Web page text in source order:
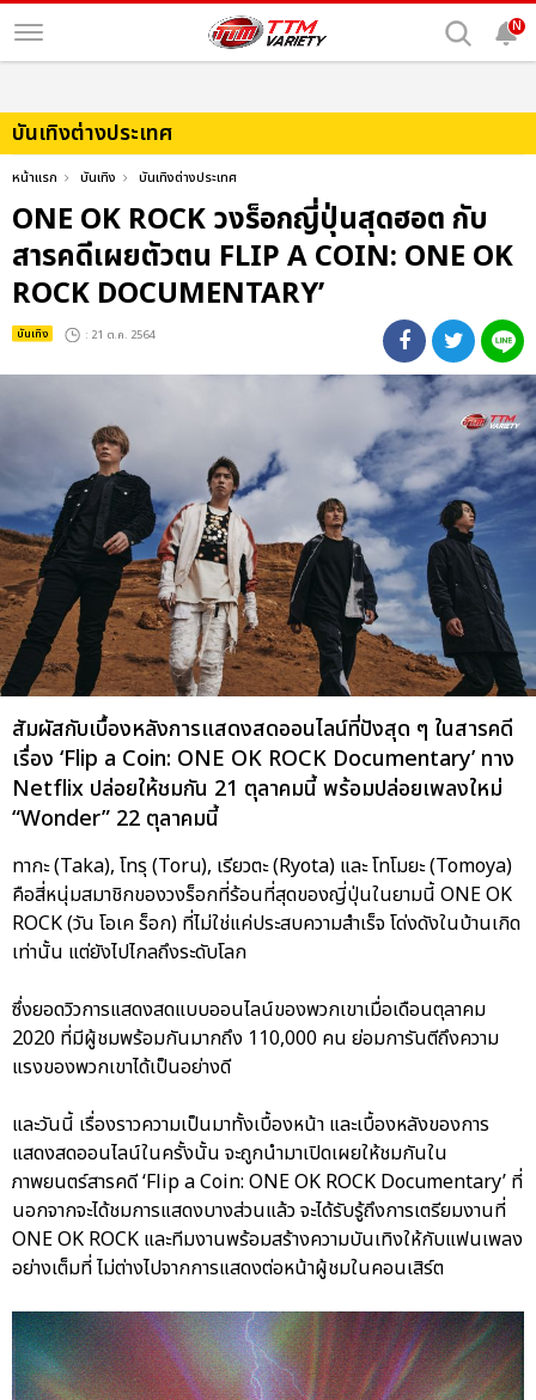
N
บันเทิงต่างประเทศ
หน้าแรก บันเทิง บันเทิงต่างประเทศ
ONE OK ROCK วงร็อกญี่ปุ่นสุดฮอต กับ
สารคดีเผยตัวตน FLIP A COIN: ONE OK
ROCK DOCUMENTARY’
บันเทิง : 21 ต.ค. 2564
สัมผัสกับเบื้องหลังการแสดงสดออนไลน์ที่ปังสุด ๆ ในสารคดี
เรื่อง ‘Flip a Coin: ONE OK ROCK Documentary’ ทาง
Netflix ปล่อยให้ชมกัน 21 ตุลาคมนี้ พร้อมปล่อยเพลงใหม่
“Wonder” 22 ตุลาคมนี้
ทากะ (Taka), โทรุ (Toru), เรียวตะ (Ryota) และ โทโมยะ (Tomoya)
คือสี่หนุ่มสมาชิกของวงร็อกที่ร้อนที่สุดของญี่ปุ่นในยามนี้ ONE OK
ROCK (วัน โอเค ร็อก) ที่ไม่ใช่แค่ประสบความสำเร็จ โด่งดังในบ้านเกิด
เท่านั้น แต่ยังไปไกลถึงระดับโลก
ซึ่งยอดวิวการแสดงสดแบบออนไลน์ของพวกเขาเมื่อเดือนตุลาคม
2020 ที่มีผู้ชมพร้อมกันมากถึง 110,000 คน ย่อมการันตีถึงความ
แรงของพวกเขาได้เป็นอย่างดี
และวันนี้ เรื่องราวความเป็นมาทั้งเบื้องหน้า และเบื้องหลังของการ
แสดงสดออนไลน์ในครั้งนั้น จะถูกนำมาเปิดเผยให้ชมกันใน
ภาพยนตร์สารคดี ‘Flip a Coin: ONE OK ROCK Documentary’ ที่
นอกจากจะได้ชมการแสดงบางส่วนแล้ว จะได้รับรู้ถึงการเตรียมงานที่
ONE OK ROCK และทีมงานพร้อมสร้างความบันเทิงให้กับแฟนเพลง
อย่างเต็มที่ ไม่ต่างไปจากการแสดงต่อหน้าผู้ชมในคอนเสิร์ต